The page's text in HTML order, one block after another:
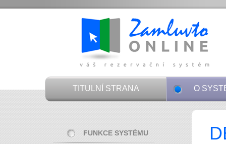
TITULNÍ STRANA O
FUNKCE SYSTÉMU